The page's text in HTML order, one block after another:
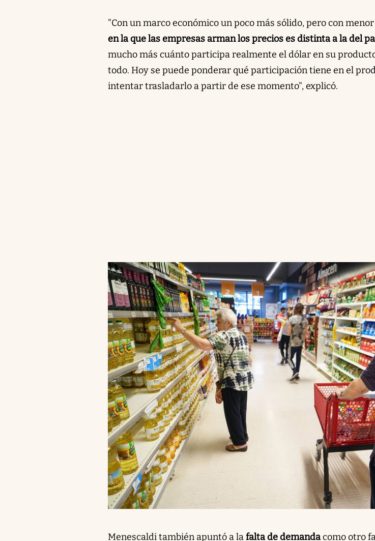
"Con un marco económico un poco más sólido, pero con
en la que las empresas arman los precios es distinta a la del
mucho más cuánto participa realmente el dólar en su
todo. Hoy se puede ponderar qué participación tiene en el
intentar trasladarlo a partir de ese momento", explicó.
Menescaldi también apuntó a lafalta de demandacomo otro